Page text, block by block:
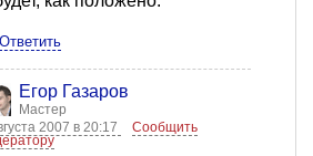
Ответить
Егор Газаров
Мастер
2007 в 20:17
Сообщить